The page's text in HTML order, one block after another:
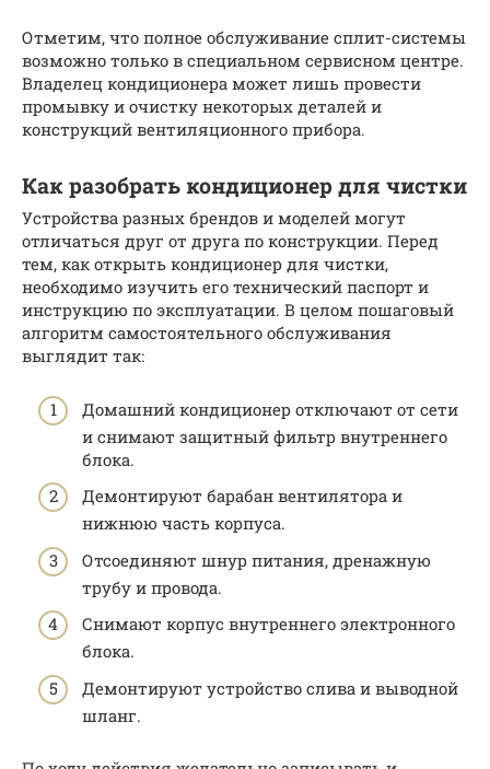
Отметим, что полное обслуживание сплит-системы
возможно только в специальном сервисном центре.
Владелец кондиционера может лишь провести
промывку и очистку некоторых деталей и
конструкций вентиляционного прибора.
Как разобрать кондиционер для чистки
Устройства разных брендов и моделей могут
отличаться друг от друга по конструкции. Перед
тем, как открыть кондиционер для чистки,
необходимо изучить его технический паспорт и
инструкцию по эксплуатации. В целом пошаговый
алгоритм самостоятельного обслуживания
выглядит так:
Домашний кондиционер отключают от сети
и снимают защитный фильтр внутреннего
блока.
Демонтируют барабан вентилятора и
нижнюю часть корпуса.
Отсоединяют шнур питания, дренажную
трубу и провода.
Снимают корпус внутреннего электронного
блока.
Демонтируют устройство слива и выводной
шланг.